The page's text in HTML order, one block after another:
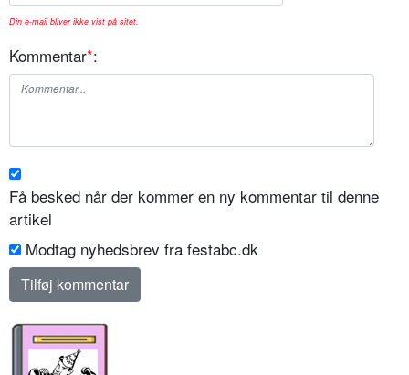
Din e-mail bliver ikke vist på sitet.
Kommentar*:
Få besked når der kommer en ny kommentar til denne
artikel
Modtag nyhedsbrev fra festabc.dk